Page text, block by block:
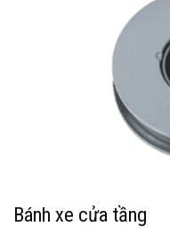
Bánh xe cửa tầng